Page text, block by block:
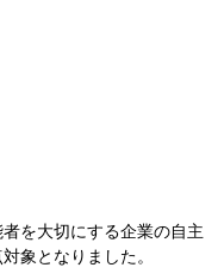
を大切にする企業の自主
象となりました。